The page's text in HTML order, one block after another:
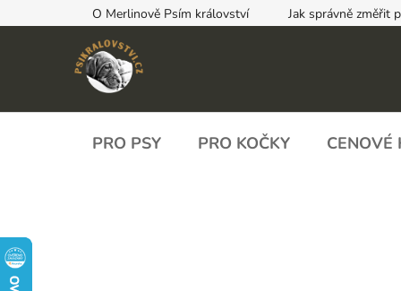
na
O Merlinově Psím království Jak správně změřit
PRO PSY PRO KOČKY CENOVÉ